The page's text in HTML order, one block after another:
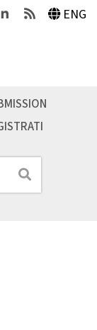
Feeds ENG
Cerca